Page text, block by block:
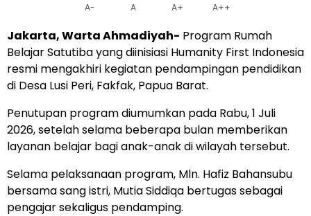
A- A A+ A++
Jakarta, Warta Ahmadiyah- Program Rumah
Belajar Satutiba yang diinisiasi Humanity First Indonesia
resmi mengakhiri kegiatan pendampingan pendidikan
di Desa Lusi Peri, Fakfak, Papua Barat.
Penutupan program diumumkan pada Rabu, 1 Juli
2026, setelah selama beberapa bulan memberikan
layanan belajar bagi anak-anak di wilayah tersebut.
Selama pelaksanaan program, Mln. Hafiz Bahansubu
bersama sang istri, Mutia Siddiqa bertugas sebagai
pengajar sekaligus pendamping.